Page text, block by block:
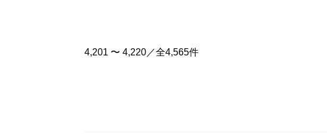
4,201 〜 4,220／全4,565件